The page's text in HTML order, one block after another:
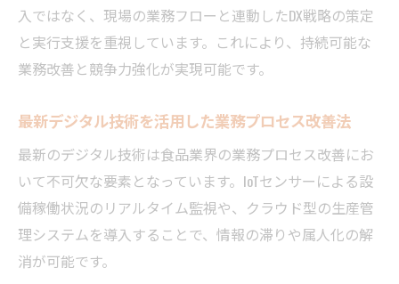
入ではなく、現場の業務フローと連動したDX戦略の策定
と実行支援を重視しています。これにより、持続可能な
業務改善と競争力強化が実現可能です。
最新デジタル技術を活用した業務プロセス改善法
最新のデジタル技術は食品業界の業務プロセス改善にお
いて不可欠な要素となっています。IoTセンサーによる設
備稼働状況のリアルタイム監視や、クラウド型の生産管
理システムを導入することで、情報の滞りや属人化の解
消が可能です。